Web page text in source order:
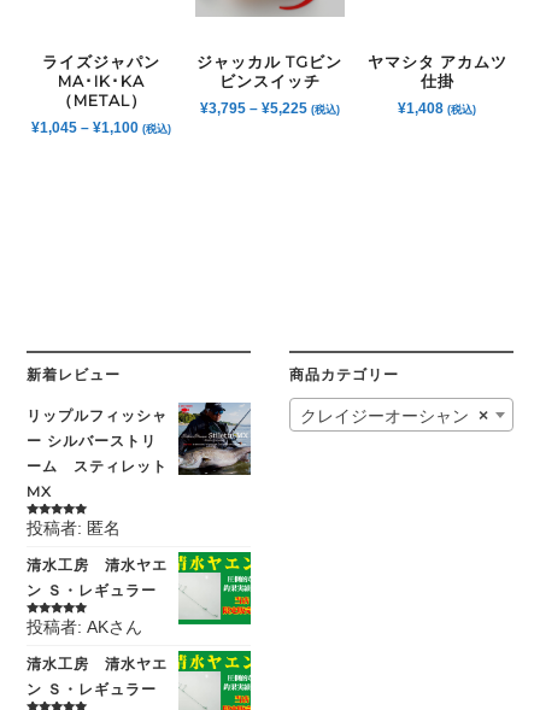
ライズジャパン
MA･IK･KA
（METAL）
¥1,045 –¥1,100 (税込)
ジャッカル TGビン
ビンスイッチ
¥3,795– ¥5,225 (税込)
ヤマシタ アカムツ
仕掛
¥1,408 (税込)
新着レビュー
リップルフィッシャ
ー シルバーストリ
ーム スティレット
MX
5段階中5の
評価
投稿者: 匿名
清水工房 清水ヤエ
ン Ｓ・レギュラー
5段階中5の
評価
投稿者: AKさん
清水工房 清水ヤエ
ン Ｓ・レギュラー
商品カテゴリー
×
クレイジーオーシャン